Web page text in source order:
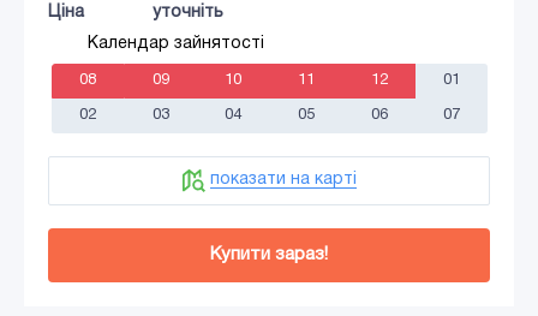
Ціна
уточніть
Календар зайнятості
08 09 10 11 12 01
02 03 04 05 06 07
показати на карті
Купити зараз!